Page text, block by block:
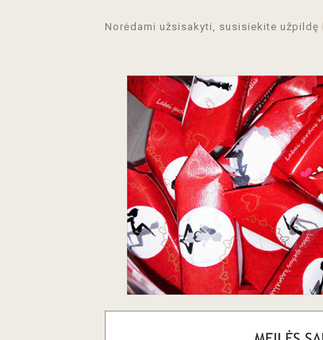
Norėdami užsisakyti, susisiekite užpildę